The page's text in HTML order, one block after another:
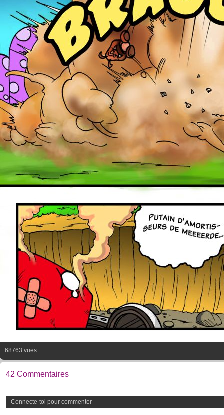
68763 vues
42 Commentaires
Connecte-toi pour commenter